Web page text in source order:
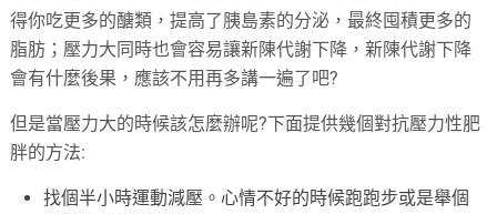
得你吃更多的醣類，提高了胰島素的分泌，最終囤積更多的
脂肪；壓力大同時也會容易讓新陳代謝下降，新陳代謝下降
會有什麼後果，應該不用再多講一遍了吧?
但是當壓力大的時候該怎麼辦呢?下面提供幾個對抗壓力性肥
胖的方法:
找個半小時運動減壓。心情不好的時候跑跑步或是舉個